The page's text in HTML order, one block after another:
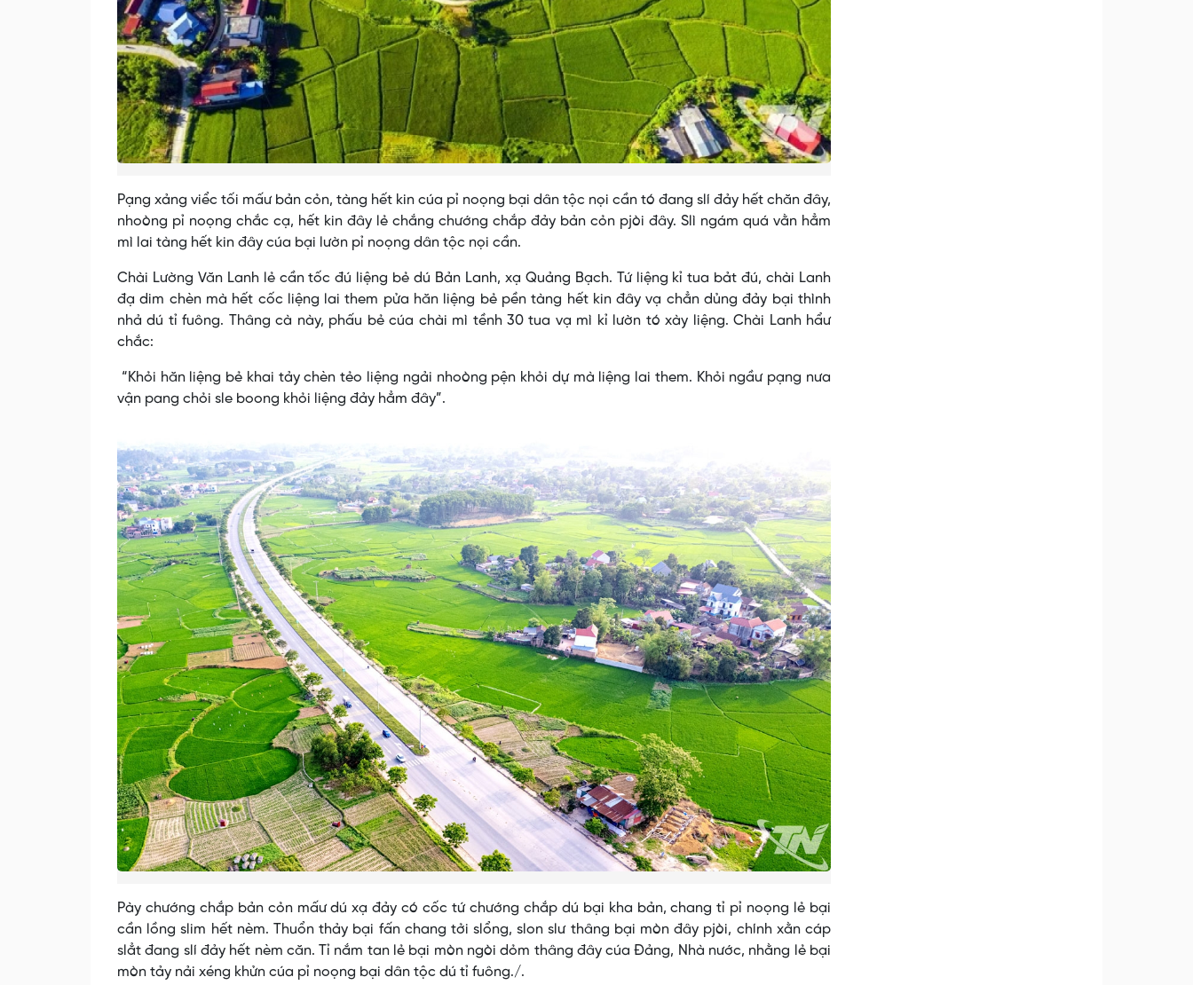
Pạng xảng viểc tối mấư bản cỏn, tàng hết kin cúa pỉ noọng bại dân tộc nọi cần tó đang slí đảy hết chăn đây,
nhoòng pỉ noọng chắc cạ, hết kin đây lẻ chắng chướng chắp đảy bản cỏn pjòi đây. Slì ngám quá vằn hẳm
mì lai tàng hết kin đây cúa bại lườn pỉ noọng dân tộc nọi cần.
Chài Lường Văn Lanh lẻ cần tốc đú liệng bẻ dú Bản Lanh, xạ Quảng Bạch. Tứ liệng kỉ tua bảt đú, chài Lanh
đạ dim chèn mà hết cốc liệng lai them pửa hăn liệng bẻ pền tàng hết kin đây vạ chẳn dủng đảy bại thình
nhả dú tỉ fuông. Thâng cà này, phấu bẻ cúa chài mì tềnh 30 tua vạ mì kỉ lườn tó xày liệng. Chài Lanh hẩư
chắc:
“Khỏi hăn liệng bẻ khai tảy chèn tẻo liệng ngải nhoòng pện khỏi dự mà liệng lai them. Khỏi ngầư pạng nưa
vận pang chỏi sle boong khỏi liệng đảy hẳm đây”.
Pày chướng chắp bản cỏn mấư dú xạ đảy có cốc tứ chướng chắp dú bại kha bản, chang tỉ pỉ noọng lẻ bại
cần lồng slim hết nèm. Thuổn thảy bại fấn chang tởi slổng, slon slư thâng bại mòn đây pjòi, chính xằn cáp
slẳt đang slí đảy hết nèm căn. Tỉ nắm tan lẻ bại mòn ngòi dỏm thâng đây cúa Đảng, Nhà nước, nhằng lẻ bại
mòn tảy nải xéng khửn cúa pỉ noọng bại dân tộc dú tỉ fuông./.